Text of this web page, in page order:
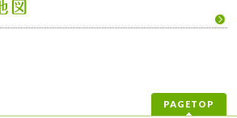
PAGETOP